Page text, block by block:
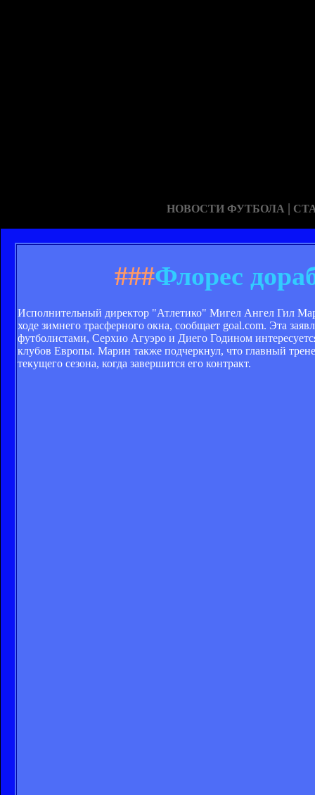
НОВОСТИ ФУТБОЛА |
###Флорес
Исполнительный директор "Атлетико" Мигел Ангел Гил
ходе зимнего трасферного окна, сообщает goal.com. Эта
футболистами, Серхио Агуэро и Диего Годином
клубов Европы. Марин также подчеркнул, что главный
текущего сезона, когда завершится его контракт.